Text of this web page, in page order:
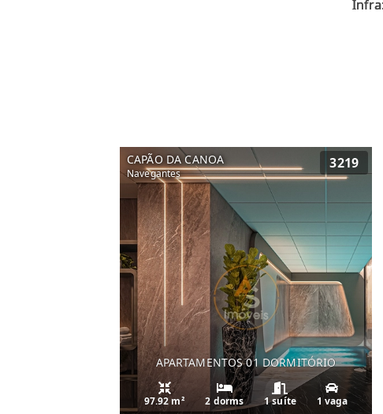
CAPÃO DA CANOA
Navegantes
3219
APARTAMENTOS 01 DORMITÓRIO
97.92 m² 2 dorms 1 suíte 1 vaga